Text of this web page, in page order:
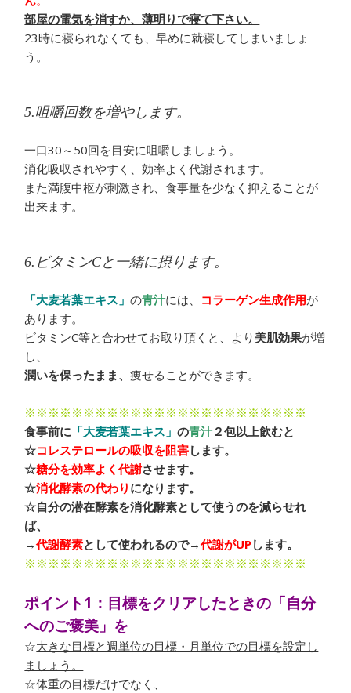
部屋の電気を消すか、薄明りで寝て下さい。
23時に寝られなくても、早めに就寝してしまいましょ
う。
5.咀嚼回数を増やします。
一口30～50回を目安に咀嚼しましょう。
消化吸収されやすく、効率よく代謝されます。
また満腹中枢が刺激され、食事量を少なく抑えることが
出来ます。
6.ビタミンCと一緒に摂ります。
「大麦若葉エキス」の青汁には、 コラーゲン生成作用が
あります。
ビタミンC等と合わせてお取り頂くと、より美肌効果が増
し、
潤いを保ったまま、痩せることができます。
※※※※※※※※※※※※※※※※※※※※※※※※
食事前に 「大麦若葉エキス」の青汁２包以上飲むと
☆コレステロールの吸収を阻害します。
☆糖分を効率よく代謝させます。
☆消化酵素の代わり になります。
☆自分の潜在酵素を消化酵素として使うのを減らせれ
ば、
→代謝酵素として使われるので→代謝がUPします。
※※※※※※※※※※※※※※※※※※※※※※※※
ポイント1：目標をクリアしたときの「自分
へのご褒美」を
☆大きな目標と週単位の目標・月単位での目標を設定し
ましょう。
☆体重の目標だけでなく、